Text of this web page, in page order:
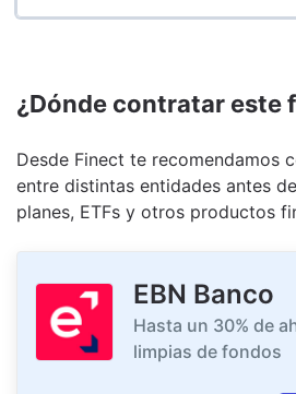
¿Dónde contratar este
Desde Finect te recomendamos
entre distintas entidades antes
planes, ETFs y otros productos
EBN Banco
Hasta un 30% de
limpias de fondos